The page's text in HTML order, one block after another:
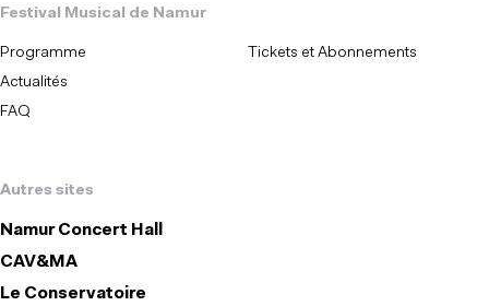
Autres sites
Namur Concert Hall
CAV&MA
Le Conservatoire
Festival Musical de Namur
Programme
Tickets et Abonnements
Actualités
FAQ